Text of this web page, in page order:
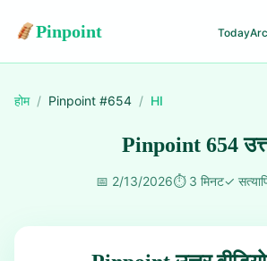
Pinpoint Today
होम / Pinpoint #654 / HI
Pinpoint 654
📅 2/13/2026⏱️ 3 मिनट✓